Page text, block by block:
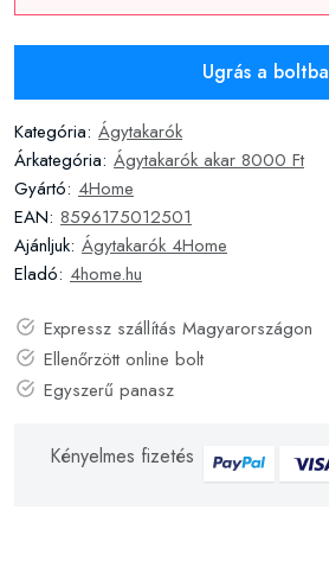
Ugrás a boltba
Kategória: Ágytakarók
Árkategória: Ágytakarók akar 8000 Ft
Gyártó: 4Home
EAN: 8596175012501
Ajánljuk: Ágytakarók 4Home
Eladó: 4home.hu
Expressz szállítás Magyarországon
Ellenőrzött online bolt
Egyszerű panasz
Kényelmes fizetés